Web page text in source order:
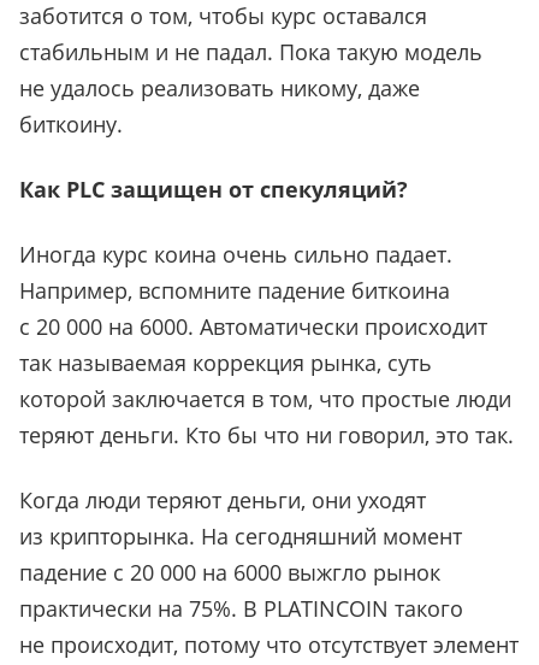
заботится о том, чтобы курс оставался
стабильным и не падал. Пока такую модель
не удалось реализовать никому, даже
биткоину.
Как PLC защищен от спекуляций?
Иногда курс коина очень сильно падает.
Например, вспомните падение биткоина
с 20 000 на 6000. Автоматически происходит
так называемая коррекция рынка, суть
которой заключается в том, что простые люди
теряют деньги. Кто бы что ни говорил, это так.
Когда люди теряют деньги, они уходят
из крипторынка. На сегодняшний момент
падение с 20 000 на 6000 выжгло рынок
практически на 75%. В PLATINCOIN такого
не происходит, потому что отсутствует элемент